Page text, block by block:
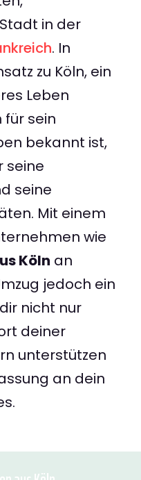
in der
. In
zu Köln, ein
Leben
für sein
bekannt ist,
seine
seine
Mit einem
wie
Köln an
jedoch ein
nicht nur
deiner
unterstützen
an dein